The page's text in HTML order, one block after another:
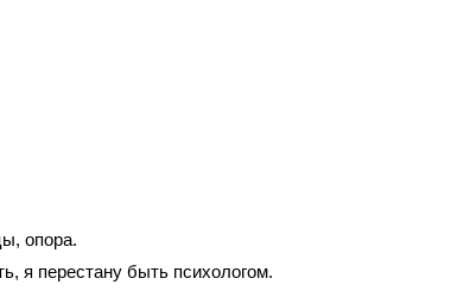
опора.
я перестану быть психологом.